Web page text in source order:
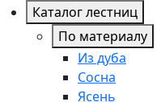
Каталог лестниц
По материалу
Из дуба
Сосна
Ясень